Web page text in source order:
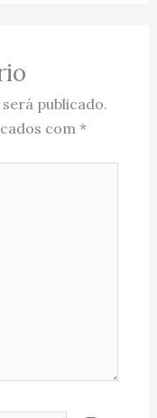
publicado.
com *